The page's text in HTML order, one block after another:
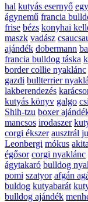
hal kutyás esernyő
ágynemű francia
frise bézs konyhai
maszk vadász
ajándék dobermann
francia bulldog táska
border collie nyaklánc
gazdi bullterrier
lakberendezés
kutyás könyv galgo
Shih-tzu boxer
mancsos irodaszer
corgi ékszer ausztrál
Leonbergi mókus akita
égősor corgi nyaklánc
ágytakaró bulldog
pomi szatyor afgán
buldog kutyabarát
bulldog ajándék